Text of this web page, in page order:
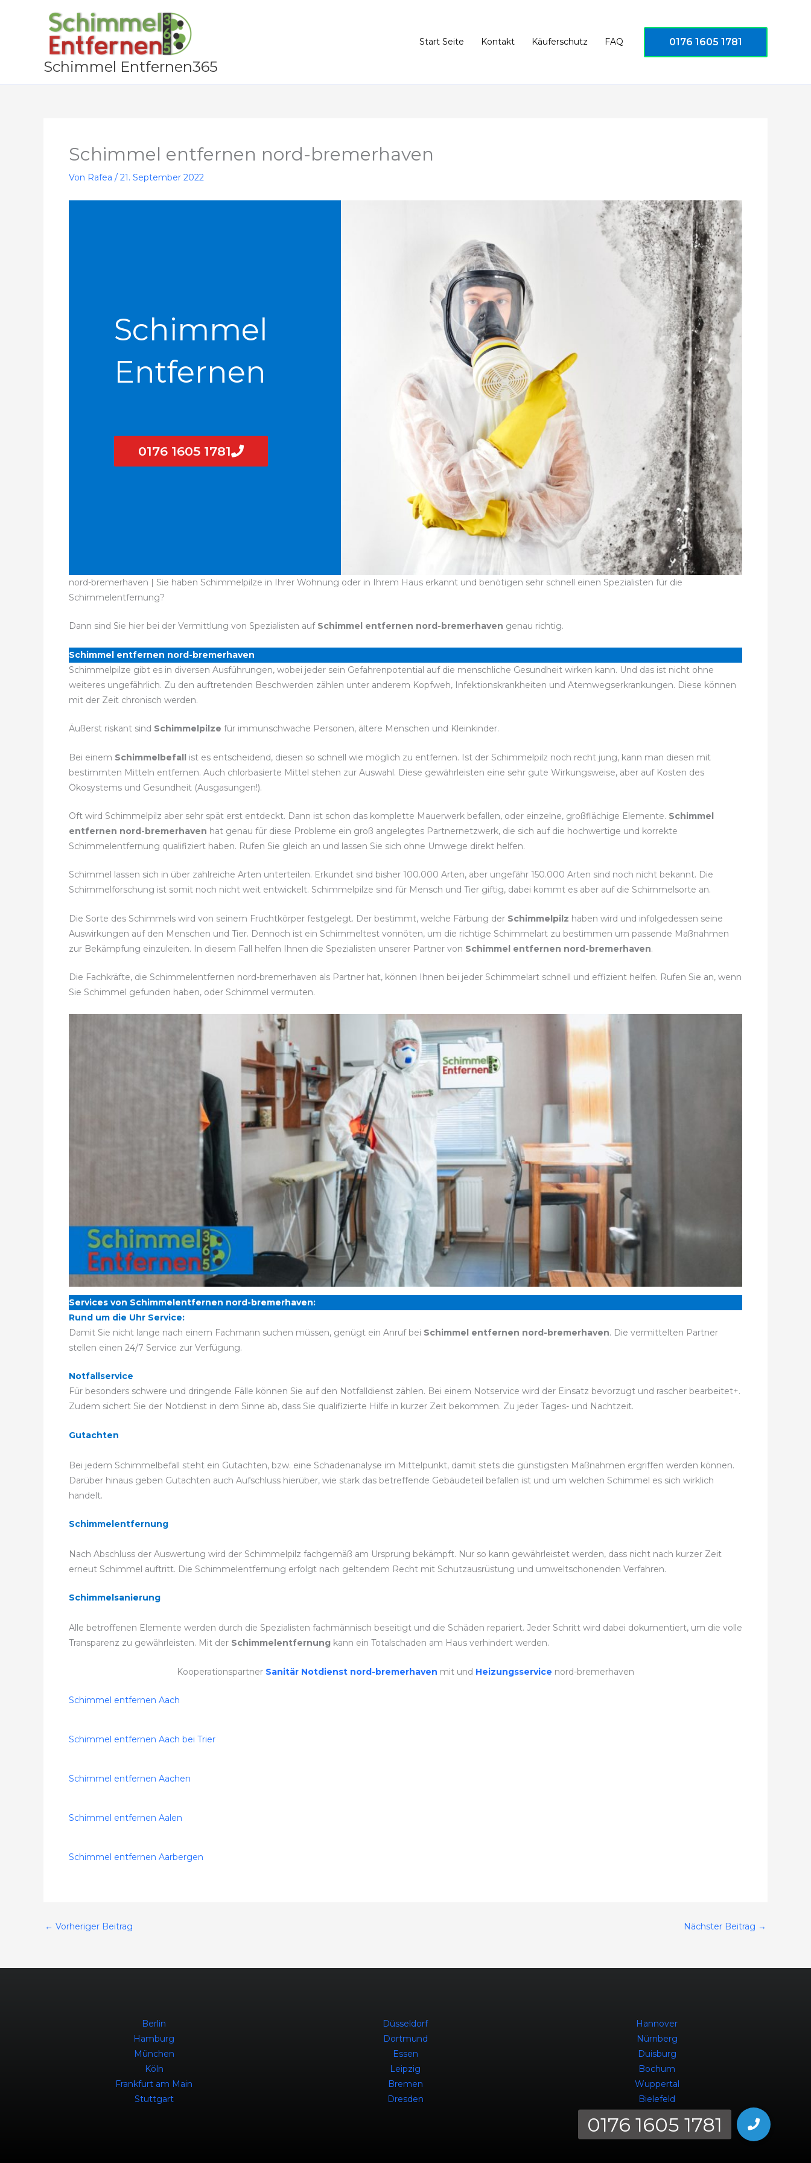
Schimmel Entfernen365
Start Seite Kontakt Käuferschutz FAQ 0176 1605 1781
Schimmel entfernen nord-bremerhaven
Von Rafea / 21. September 2022
Schimmel
Entfernen
0176 1605 1781
nord-bremerhaven | Sie haben Schimmelpilze in Ihrer Wohnung oder in Ihrem Haus erkannt und benötigen sehr schnell einen Spezialisten für die
Schimmelentfernung?
Dann sind Sie hier bei der Vermittlung von Spezialisten auf Schimmel entfernen nord-bremerhaven genau richtig.
Schimmel entfernen nord-bremerhaven
Schimmelpilze gibt es in diversen Ausführungen, wobei jeder sein Gefahrenpotential auf die menschliche Gesundheit wirken kann. Und das ist nicht ohne
weiteres ungefährlich. Zu den auftretenden Beschwerden zählen unter anderem Kopfweh, Infektionskrankheiten und Atemwegserkrankungen. Diese können
mit der Zeit chronisch werden.
Äußerst riskant sind Schimmelpilze für immunschwache Personen, ältere Menschen und Kleinkinder.
Bei einem Schimmelbefall ist es entscheidend, diesen so schnell wie möglich zu entfernen. Ist der Schimmelpilz noch recht jung, kann man diesen mit
bestimmten Mitteln entfernen. Auch chlorbasierte Mittel stehen zur Auswahl. Diese gewährleisten eine sehr gute Wirkungsweise, aber auf Kosten des
Ökosystems und Gesundheit (Ausgasungen!).
Oft wird Schimmelpilz aber sehr spät erst entdeckt. Dann ist schon das komplette Mauerwerk befallen, oder einzelne, großflächige Elemente. Schimmel
entfernen nord-bremerhaven hat genau für diese Probleme ein groß angelegtes Partnernetzwerk, die sich auf die hochwertige und korrekte
Schimmelentfernung qualifiziert haben. Rufen Sie gleich an und lassen Sie sich ohne Umwege direkt helfen.
Schimmel lassen sich in über zahlreiche Arten unterteilen. Erkundet sind bisher 100.000 Arten, aber ungefähr 150.000 Arten sind noch nicht bekannt. Die
Schimmelforschung ist somit noch nicht weit entwickelt. Schimmelpilze sind für Mensch und Tier giftig, dabei kommt es aber auf die Schimmelsorte an.
Die Sorte des Schimmels wird von seinem Fruchtkörper festgelegt. Der bestimmt, welche Färbung der Schimmelpilz haben wird und infolgedessen seine
Auswirkungen auf den Menschen und Tier. Dennoch ist ein Schimmeltest vonnöten, um die richtige Schimmelart zu bestimmen um passende Maßnahmen
zur Bekämpfung einzuleiten. In diesem Fall helfen Ihnen die Spezialisten unserer Partner von Schimmel entfernen nord-bremerhaven.
Die Fachkräfte, die Schimmelentfernen nord-bremerhaven als Partner hat, können Ihnen bei jeder Schimmelart schnell und effizient helfen. Rufen Sie an, wenn
Sie Schimmel gefunden haben, oder Schimmel vermuten.
Services von Schimmelentfernen nord-bremerhaven:
Rund um die Uhr Service:
Damit Sie nicht lange nach einem Fachmann suchen müssen, genügt ein Anruf bei Schimmel entfernen nord-bremerhaven. Die vermittelten Partner
stellen einen 24/7 Service zur Verfügung.
Notfallservice
Für besonders schwere und dringende Fälle können Sie auf den Notfalldienst zählen. Bei einem Notservice wird der Einsatz bevorzugt und rascher bearbeitet+.
Zudem sichert Sie der Notdienst in dem Sinne ab, dass Sie qualifizierte Hilfe in kurzer Zeit bekommen. Zu jeder Tages- und Nachtzeit.
Gutachten
Bei jedem Schimmelbefall steht ein Gutachten, bzw. eine Schadenanalyse im Mittelpunkt, damit stets die günstigsten Maßnahmen ergriffen werden können.
Darüber hinaus geben Gutachten auch Aufschluss hierüber, wie stark das betreffende Gebäudeteil befallen ist und um welchen Schimmel es sich wirklich
handelt.
Schimmelentfernung
Nach Abschluss der Auswertung wird der Schimmelpilz fachgemäß am Ursprung bekämpft. Nur so kann gewährleistet werden, dass nicht nach kurzer Zeit
erneut Schimmel auftritt. Die Schimmelentfernung erfolgt nach geltendem Recht mit Schutzausrüstung und umweltschonenden Verfahren.
Schimmelsanierung
Alle betroffenen Elemente werden durch die Spezialisten fachmännisch beseitigt und die Schäden repariert. Jeder Schritt wird dabei dokumentiert, um die volle
Transparenz zu gewährleisten. Mit der Schimmelentfernung kann ein Totalschaden am Haus verhindert werden.
Kooperationspartner Sanitär Notdienst nord-bremerhaven mit und Heizungsservice nord-bremerhaven
Schimmel entfernen Aach
Schimmel entfernen Aach bei Trier
Schimmel entfernen Aachen
Schimmel entfernen Aalen
Schimmel entfernen Aarbergen
← Vorheriger Beitrag Nächster Beitrag →
Berlin
Hamburg
München
Köln
Frankfurt am Main
Stuttgart
Düsseldorf
Dortmund
Essen
Leipzig
Bremen
Dresden
Hannover
Nürnberg
Duisburg
Bochum
Wuppertal
Bielefeld